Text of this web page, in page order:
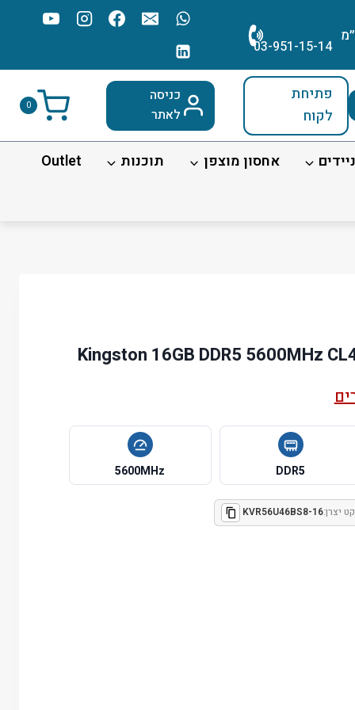
03-951-15-14
פתיחת
לקוח
כניסה
לאתר
0
אחסון מוצפן תוכנות Outlet
DDR5
5600MHz
יצרן:KVR56U46BS8-16